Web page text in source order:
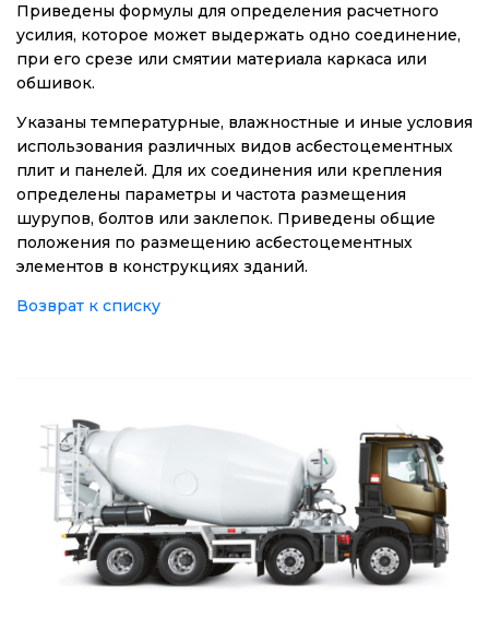
Приведены формулы для определения расчетного
усилия, которое может выдержать одно соединение,
при его срезе или смятии материала каркаса или
обшивок.
Указаны температурные, влажностные и иные условия
использования различных видов асбестоцементных
плит и панелей. Для их соединения или крепления
определены параметры и частота размещения
шурупов, болтов или заклепок. Приведены общие
положения по размещению асбестоцементных
элементов в конструкциях зданий.
Возврат к списку